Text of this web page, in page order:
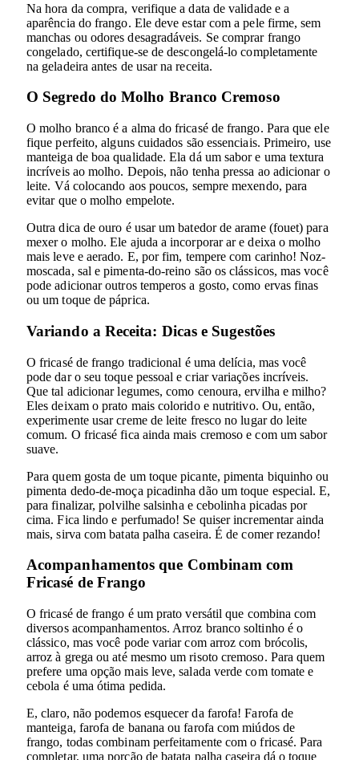
Na hora da compra, verifique a data de validade e a
aparência do frango. Ele deve estar com a pele firme, sem
manchas ou odores desagradáveis. Se comprar frango
congelado, certifique-se de descongelá-lo completamente
na geladeira antes de usar na receita.
O Segredo do Molho Branco Cremoso
O molho branco é a alma do fricasé de frango. Para que ele
fique perfeito, alguns cuidados são essenciais. Primeiro, use
manteiga de boa qualidade. Ela dá um sabor e uma textura
incríveis ao molho. Depois, não tenha pressa ao adicionar o
leite. Vá colocando aos poucos, sempre mexendo, para
evitar que o molho empelote.
Outra dica de ouro é usar um batedor de arame (fouet) para
mexer o molho. Ele ajuda a incorporar ar e deixa o molho
mais leve e aerado. E, por fim, tempere com carinho! Noz-
moscada, sal e pimenta-do-reino são os clássicos, mas você
pode adicionar outros temperos a gosto, como ervas finas
ou um toque de páprica.
Variando a Receita: Dicas e Sugestões
O fricasé de frango tradicional é uma delícia, mas você
pode dar o seu toque pessoal e criar variações incríveis.
Que tal adicionar legumes, como cenoura, ervilha e milho?
Eles deixam o prato mais colorido e nutritivo. Ou, então,
experimente usar creme de leite fresco no lugar do leite
comum. O fricasé fica ainda mais cremoso e com um sabor
suave.
Para quem gosta de um toque picante, pimenta biquinho ou
pimenta dedo-de-moça picadinha dão um toque especial. E,
para finalizar, polvilhe salsinha e cebolinha picadas por
cima. Fica lindo e perfumado! Se quiser incrementar ainda
mais, sirva com batata palha caseira. É de comer rezando!
Acompanhamentos que Combinam com
Fricasé de Frango
O fricasé de frango é um prato versátil que combina com
diversos acompanhamentos. Arroz branco soltinho é o
clássico, mas você pode variar com arroz com brócolis,
arroz à grega ou até mesmo um risoto cremoso. Para quem
prefere uma opção mais leve, salada verde com tomate e
cebola é uma ótima pedida.
E, claro, não podemos esquecer da farofa! Farofa de
manteiga, farofa de banana ou farofa com miúdos de
frango, todas combinam perfeitamente com o fricasé. Para
completar, uma porção de batata palha caseira dá o toque